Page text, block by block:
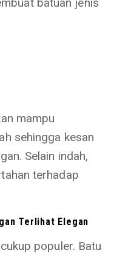
mampu
sehingga kesan
Selain indah,
terhadap
Terlihat Elegan
populer. Batu